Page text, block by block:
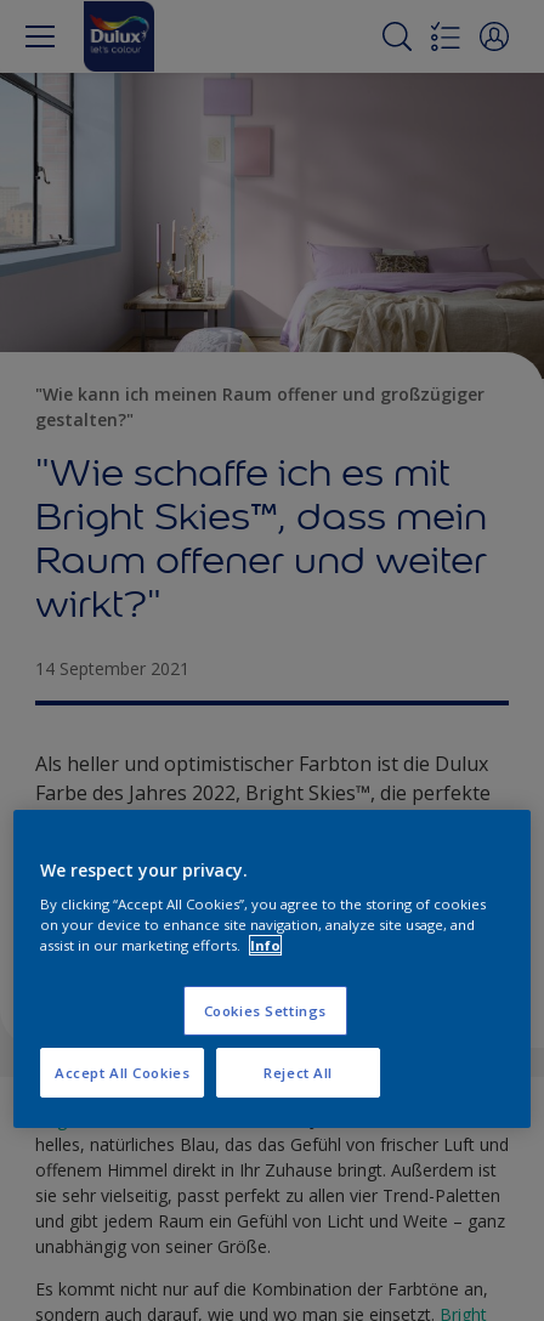
"Wie kann ich meinen Raum offener und großzügiger
gestalten?"
"Wie schaffe ich es mit
Bright Skies™, dass mein
Raum offener und weiter
wirkt?"
14 September 2021
Als heller und optimistischer Farbton ist die Dulux
Farbe des Jahres 2022, Bright Skies™, die perfekte
Trendpaletten haben wir vier Ideen
zusammengestellt, wie Sie Ihren Raum heller und
luftiger gestalten können – vom Streichen der
helles, natürliches Blau, das das Gefühl von frischer Luft und
offenem Himmel direkt in Ihr Zuhause bringt. Außerdem ist
sie sehr vielseitig, passt perfekt zu allen vier Trend-Paletten
und gibt jedem Raum ein Gefühl von Licht und Weite – ganz
unabhängig von seiner Größe.
Es kommt nicht nur auf die Kombination der Farbtöne an,
sondern auch darauf, wie und wo man sie einsetzt. Bright
We respect your privacy.
By clicking “Accept All Cookies”, you agree to the storing of cookies
on your device to enhance site navigation, analyze site usage, and
assist in our marketing efforts.
Info
Cookies Settings
Reject All
Accept All Cookies